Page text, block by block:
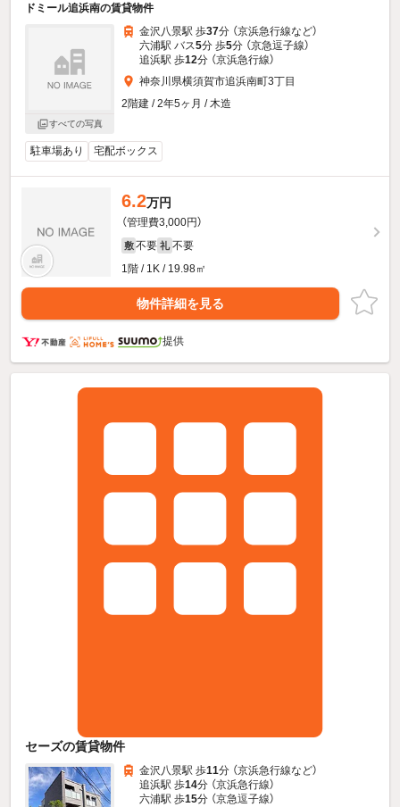
ドミール追浜南の賃貸物件
すべての写真
金沢八景駅 歩37分 （京浜急行線など）
六浦駅 バス5分 歩5分 （京急逗子線）
追浜駅 歩12分 （京浜急行線）
神奈川県横須賀市追浜南町3丁目
2階建 / 2年5ヶ月 / 木造
駐車場あり 宅配ボックス
6.2万円
（管理費3,000円）
敷 不要 礼 不要
1階 / 1K / 19.98㎡
物件詳細を見る
提供
セーズの賃貸物件
金沢八景駅 歩11分 （京浜急行線など）
追浜駅 歩14分 （京浜急行線）
六浦駅 歩15分 （京急逗子線）